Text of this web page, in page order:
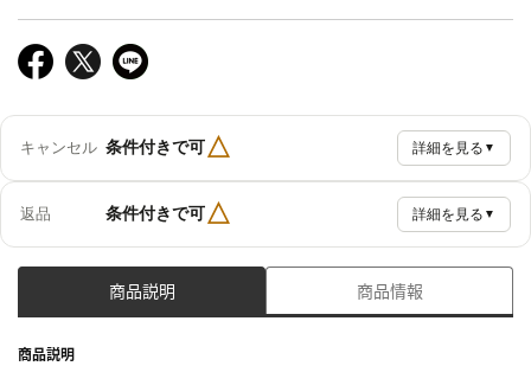
キャンセル 条件付きで可△ 詳細を見る ▼
返品 条件付きで可△ 詳細を見る ▼
商品説明 商品情報
商品説明